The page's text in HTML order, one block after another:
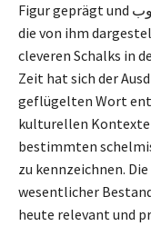
Figur geprägt und محبوب. Fiurellis Darbietungsstil sowie
die von ihm
cleveren Schalks in
Zeit hat sich der
geflügelten Wort
kulturellen
bestimmten
zu kennzeichnen.
wesentlicher
heute relevant und